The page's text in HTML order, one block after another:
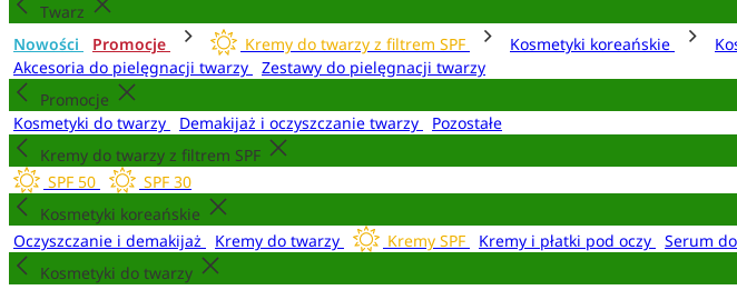
Twarz
Nowości
Promocje Kremy do twarzy z filtrem SPF Kosmetyki koreańskie
Akcesoria do pielęgnacji twarzy
Zestawy do pielęgnacji twarzy
Promocje
Kosmetyki do twarzy
Demakijaż i oczyszczanie twarzy
Pozostałe
Kremy do twarzy z filtrem SPF
SPF 50
SPF 30
Kosmetyki koreańskie
Oczyszczanie i demakijaż
Kremy do twarzy Kremy SPF Kremy i płatki pod oczy Serum
Kosmetyki do twarzy